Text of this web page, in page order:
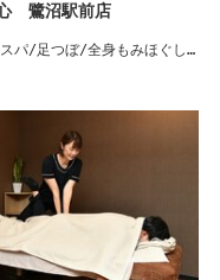
鷺沼駅前店
パ/足つぼ/全身もみほぐしの